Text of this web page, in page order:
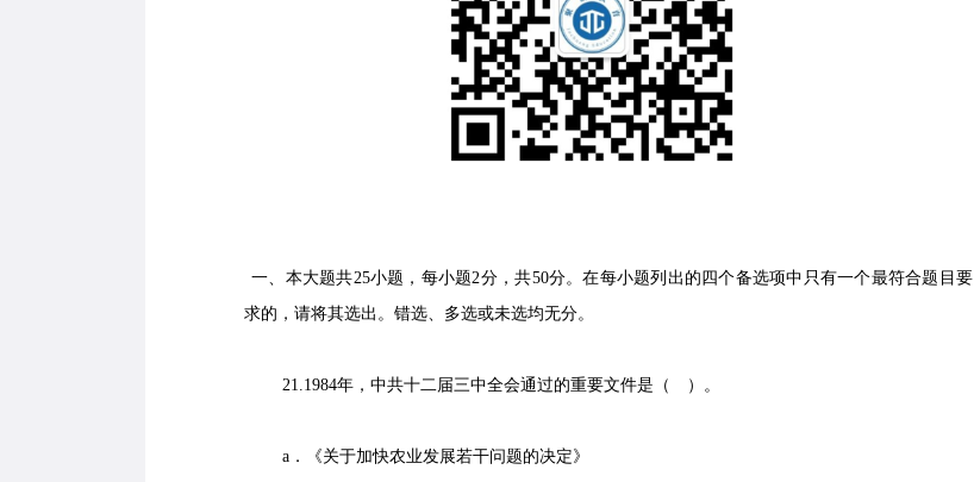
一、本大题共25小题，每小题2分，共50分。在每小题列出的四个备选项中只有一个最符合题目要
求的，请将其选出。错选、多选或未选均无分。
21.1984年，中共十二届三中全会通过的重要文件是（ ）。
a．《关于加快农业发展若干问题的决定》